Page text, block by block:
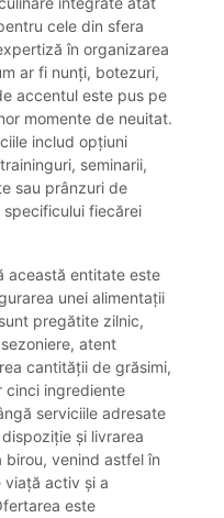
cele din sfera
în organizarea
ar fi nunți, botezuri,
accentul este pus pe
momente de neuitat.
includ opțiuni
seminarii,
sau prânzuri de
fiecărei
această entitate este
unei alimentații
pregătite zilnic,
atent
cantității de grăsimi,
cinci ingrediente
serviciile adresate
și livrarea
birou, venind astfel în
viață activ și a
este